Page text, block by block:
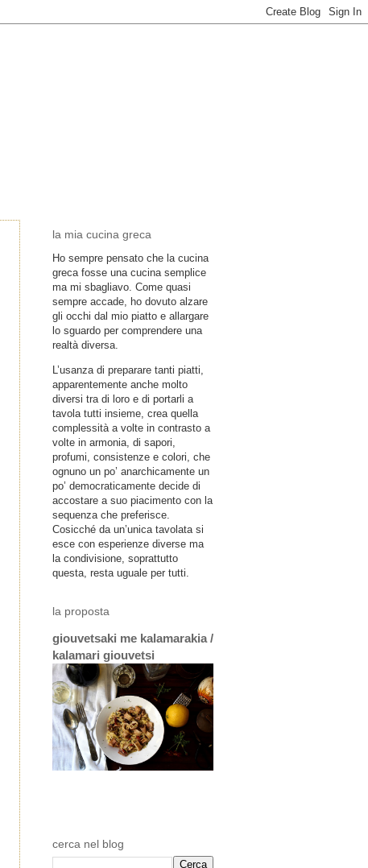
la mia cucina greca
Ho sempre pensato che la cucina
greca fosse una cucina semplice
ma mi sbagliavo. Come quasi
sempre accade, ho dovuto alzare
gli occhi dal mio piatto e allargare
lo sguardo per comprendere una
realtà diversa.
L’usanza di preparare tanti piatti,
apparentemente anche molto
diversi tra di loro e di portarli a
tavola tutti insieme, crea quella
complessità a volte in contrasto a
volte in armonia, di sapori,
profumi, consistenze e colori, che
ognuno un po’ anarchicamente un
po’ democraticamente decide di
accostare a suo piacimento con la
sequenza che preferisce.
Cosicché da un’unica tavolata si
esce con esperienze diverse ma
la condivisione, soprattutto
questa, resta uguale per tutti.
la proposta
giouvetsaki me kalamarakia /
kalamari giouvetsi
cerca nel blog